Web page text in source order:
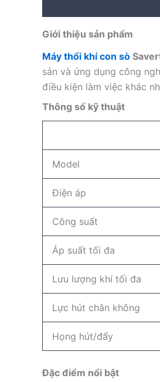
Giới thiệu sản phẩm
Máy thổi khí con sò
sản và ứng dụng công
điều kiện làm việc khác
Thông số kỹ thuật
Model
Điện áp
Công suất
Áp suất tối đa
Lưu lượng khí tối đa
Lực hút chân không
Họng hút/đẩy
Đặc điểm nổi bật